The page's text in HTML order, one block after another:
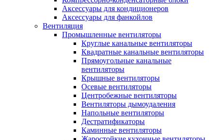
Аксессуары для кондиционеров
Аксессуары для фанкойлов
Вентиляция
Промышленные вентиляторы
Круглые канальные вентиляторы
Квадратные канальные вентиляторы
Прямоугольные канальные
вентиляторы
Крышные вентиляторы
Осевые вентиляторы
Центробежные вентиляторы
Вентиляторы дымоудаления
Напольные вентиляторы
Дестратификаторы
Каминные вентиляторы